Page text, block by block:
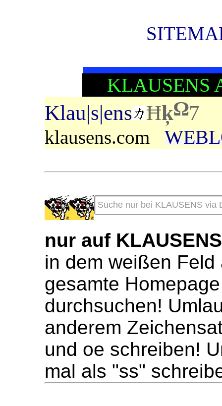
KLAUSENS
Klau|s|ens ĦķΩ7
klausens.com
nur auf
in dem weißen
gesamte
durchsuchen!
anderem
und oe schreiben!
mal als "ss"